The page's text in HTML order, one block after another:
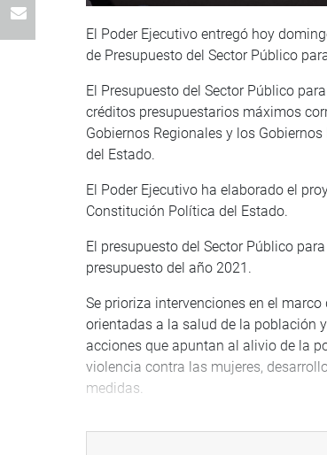
El Poder Ejecutivo entregó hoy
de Presupuesto del Sector Público
El Presupuesto del Sector Público
créditos presupuestarios máximos
Gobiernos Regionales y los
del Estado.
El Poder Ejecutivo ha elaborado el
Constitución Política del Estado.
El presupuesto del Sector Público
presupuesto del año 2021.
Se prioriza intervenciones en el
orientadas a la salud de la población
acciones que apuntan al alivio de la
violencia contra las mujeres,
medidas.
macroeconómicos: crecimiento del